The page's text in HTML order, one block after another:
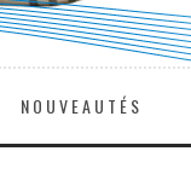
NOUVEAUTÉS